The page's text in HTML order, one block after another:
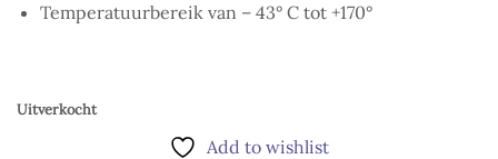
Temperatuurbereik van – 43° C tot +170°
Uitverkocht
Add to wishlist